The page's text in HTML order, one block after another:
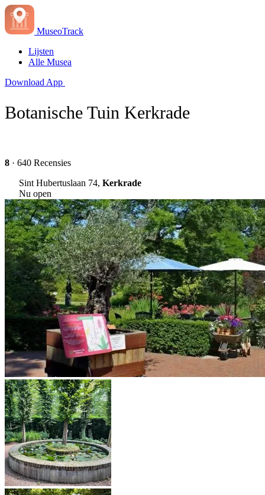
MuseoTrack
Lijsten
Alle Musea
Download App
Botanische Tuin Kerkrade
8 · 640 Recensies
Sint Hubertuslaan 74, Kerkrade
Nu open